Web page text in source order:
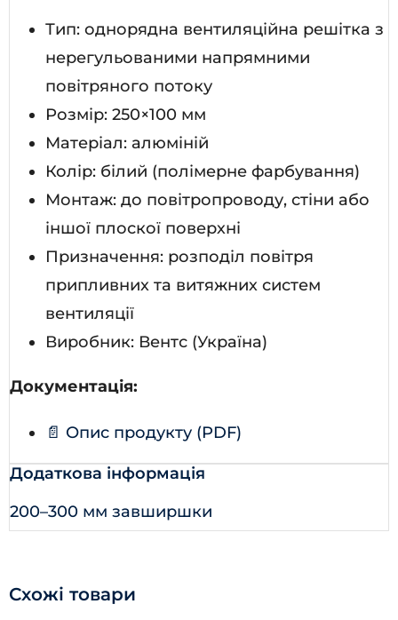
Тип: однорядна вентиляційна решітка з
нерегульованими напрямними
повітряного потоку
Розмір: 250×100 мм
Матеріал: алюміній
Колір: білий (полімерне фарбування)
Монтаж: до повітропроводу, стіни або
іншої плоскої поверхні
Призначення: розподіл повітря
припливних та витяжних систем
вентиляції
Виробник: Вентс (Україна)
Документація:
📄 Опис продукту (PDF)
Додаткова інформація
200–300 мм завширшки
Схожі товари